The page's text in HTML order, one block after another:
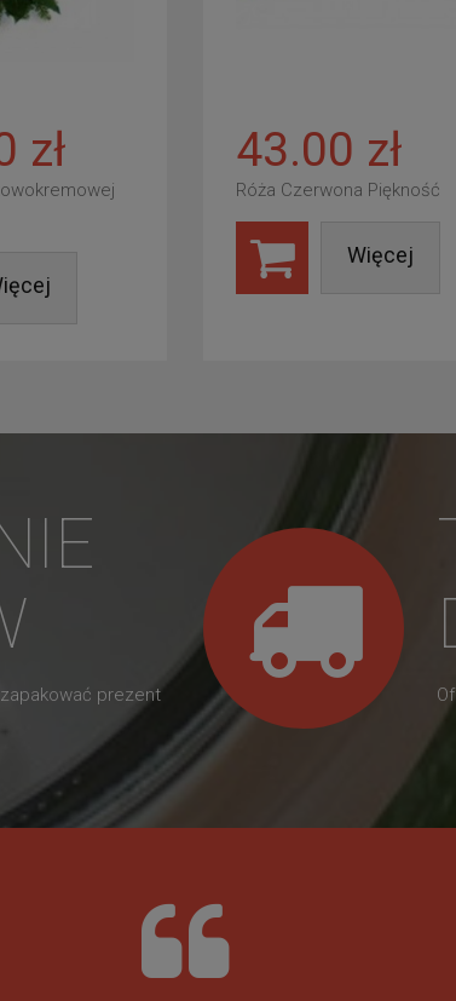
zł 43.00 zł
Róża Czerwona Piękność
Więcej
prezent